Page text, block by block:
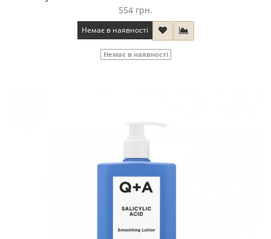
554 грн.
Немає в наявності
Немає в наявності